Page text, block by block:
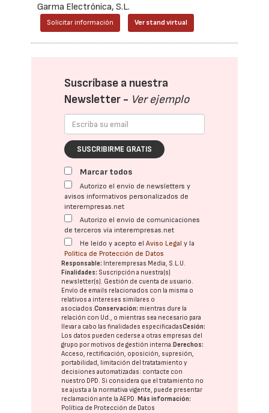
Garma Electrónica, S.L.
Solicitar información Ver stand virtual
Suscríbase a nuestra
Newsletter - Ver ejemplo
SUSCRIBIRME GRATIS
Marcar todos
Autorizo el envío de newsletters y
avisos informativos personalizados de
interempresas.net
Autorizo el envío de comunicaciones
de terceros vía interempresas.net
He leído y acepto elAviso Legal y la
Política de Protección de Datos
Responsable: Interempresas Media, S.L.U.
Finalidades: Suscripción a nuestra(s)
newsletter(s). Gestión de cuenta de usuario.
Envío de emails relacionados con la misma o
relativos a intereses similares o
asociados.Conservación: mientras dure la
relación con Ud., o mientras sea necesario para
llevar a cabo las finalidades especificadasCesión:
Los datos pueden cederse a otras empresas del
grupo por motivos de gestión interna. Derechos:
Acceso, rectificación, oposición, supresión,
portabilidad, limitación del tratatamiento y
decisiones automatizadas: contacte con
nuestro DPD. Si considera que el tratamiento no
se ajusta a la normativa vigente, puede presentar
reclamación ante laAEPD. Más información:
Política de Protección de Datos